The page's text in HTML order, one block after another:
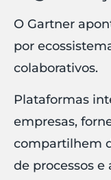
O Gartner
por
colaborativos.
Plataformas
empresas,
compartilhem
de processos e